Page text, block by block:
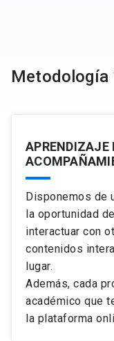
Metodología
APRENDIZAJE
Disponemos de
la oportunidad
interactuar con
contenidos
lugar.
Además, cada
académico que
la plataforma